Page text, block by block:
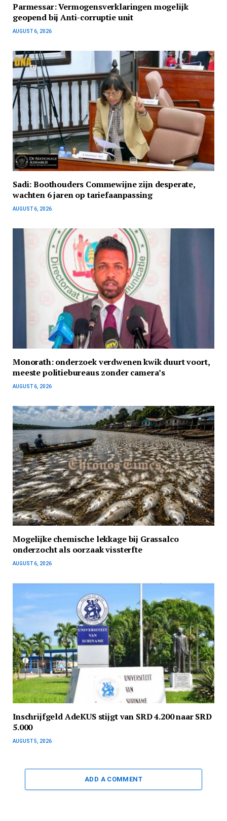
Parmessar: Vermogensverklaringen mogelijk
geopend bij Anti-corruptie unit
AUGUST 6, 2026
Sadi: Boothouders Commewijne zijn desperate,
wachten 6 jaren op tariefaanpassing
AUGUST 6, 2026
Monorath: onderzoek verdwenen kwik duurt voort,
meeste politiebureaus zonder camera’s
AUGUST 6, 2026
Mogelijke chemische lekkage bij Grassalco
onderzocht als oorzaak vissterfte
AUGUST 6, 2026
Inschrijfgeld AdeKUS stijgt van SRD 4.200 naar SRD
5.000
AUGUST 5, 2026
ADD A COMMENT